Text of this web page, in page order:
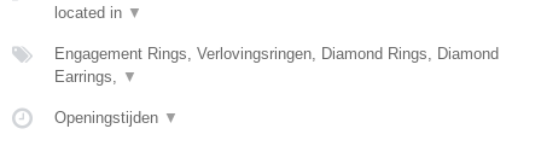
located in ▼
Engagement Rings, Verlovingsringen, Diamond Rings, Diamond
Earrings, ▼
Openingstijden ▼